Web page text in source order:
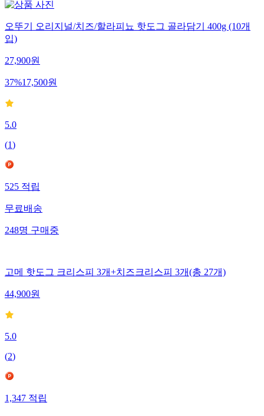
오뚜기 오리지널/치즈/할라피뇨 핫도그 골라담기 400g (10개
입)
27,900원
37%17,500원
5.0
(1)
525적립
무료배송
248명구매중
고메 핫도그 크리스피 3개+치즈크리스피 3개(총 27개)
44,900원
5.0
(2)
1,347적립